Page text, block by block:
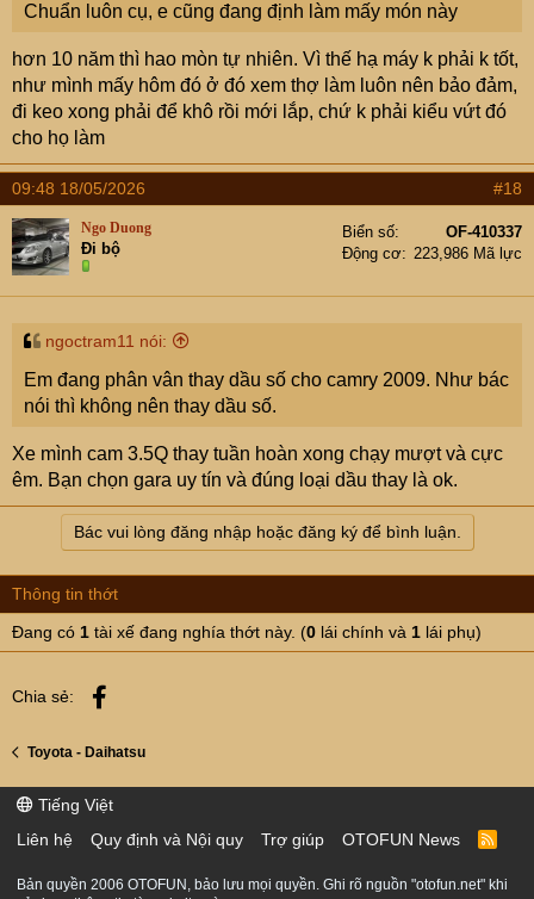
Chuẩn luôn cụ, e cũng đang định làm mấy món này
hơn 10 năm thì hao mòn tự nhiên. Vì thế hạ máy k phải k tốt,
như mình mấy hôm đó ở đó xem thợ làm luôn nên bảo đảm,
đi keo xong phải để khô rồi mới lắp, chứ k phải kiểu vứt đó
cho họ làm
09:48 18/05/2026 #18
Ngo Duong
Đi bộ
Biển số
OF-410337
Động cơ
223,986 Mã lực
ngoctram11 nói:
Em đang phân vân thay dầu số cho camry 2009. Như bác
nói thì không nên thay dầu số.
Xe mình cam 3.5Q thay tuần hoàn xong chạy mượt và cực
êm. Bạn chọn gara uy tín và đúng loại dầu thay là ok.
Bác vui lòng đăng nhập hoặc đăng ký để bình luận.
Thông tin thớt
Đang có 1 tài xế đang nghía thớt này. (0 lái chính và 1 lái phụ)
Chia sẻ:
Toyota - Daihatsu
Tiếng Việt
Liên hệ
Quy định và Nội quy Trợ giúp OTOFUN News
R
S
Bản quyền 2006 OTOFUN, bảo lưu mọi quyền. Ghi rõ nguồn "otofun.net" khi